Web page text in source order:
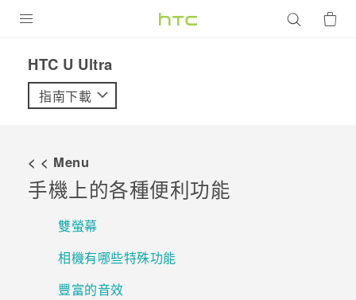
VIVE
配件
優惠專區
焦點訊息
銷售門市
HTC U Ultra‎
指南下載
< < Menu
手機上的各種便利功能
雙螢幕
相機有哪些特殊功能
豐富的音效